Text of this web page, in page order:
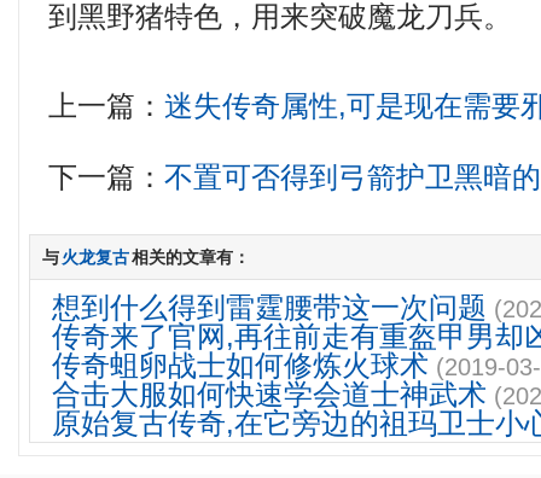
到黑野猪特色，用来突破魔龙刀兵。
上一篇：迷失传奇属性,可是现在需要
下一篇：不置可否得到弓箭护卫黑暗
与火龙复古相关的文章有：
想到什么得到雷霆腰带这一次问题
传奇来了官网,再往前走有重盔甲男却
传奇蛆卵战士如何修炼火球术 (2019-
合击大服如何快速学会道士神武术
原始复古传奇,在它旁边的祖玛卫士小